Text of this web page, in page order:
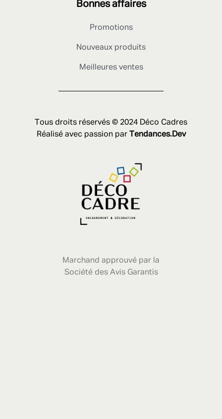
Bonnes affaires
Promotions
Nouveaux produits
Meilleures ventes
Tous droits réservés © 2024 Déco Cadres
Réalisé avec passion par
Tendances.Dev
Marchand approuvé par la
Société des Avis Garantis